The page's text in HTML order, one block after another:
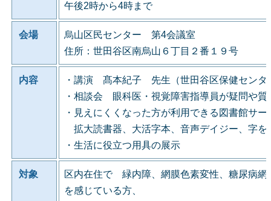
午後2時から4時まで
会場
烏山区民センター 第4会議室
住所：世田谷区南烏山６丁目２番１９号
内容
・講演 髙本紀子 先生（世田谷区保健センタ
・相談会 眼科医・視覚障害指導員が疑問や質
・見えにくくなった方が利用できる図書館サ
拡大読書器、大活字本、音声デイジー、字
・生活に役立つ用具の展示
対象
区内在住で 緑内障、網膜色素変性、糖尿病
を感じている方、